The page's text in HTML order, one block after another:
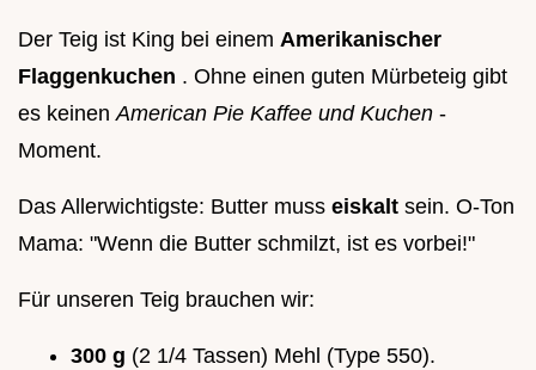
Der Teig ist King bei einem Amerikanischer
Flaggenkuchen . Ohne einen guten Mürbeteig gibt
es keinenAmerican Pie Kaffee und Kuchen -
Moment.
Das Allerwichtigste: Butter muss eiskalt sein. O-Ton
Mama: "Wenn die Butter schmilzt, ist es vorbei!"
Für unseren Teig brauchen wir:
300 g (2 1/4 Tassen) Mehl (Type 550).